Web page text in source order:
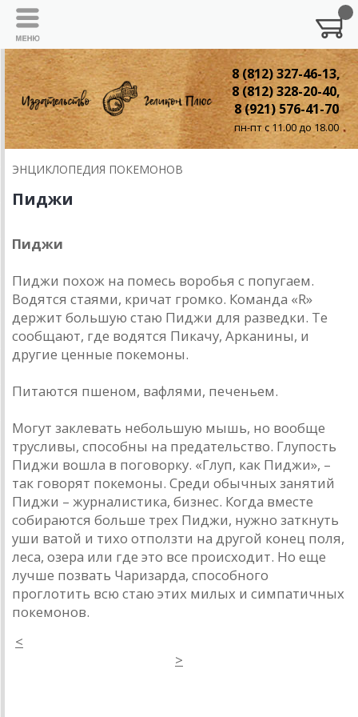
8 (812) 327-46-13,
8 (812) 328-20-40,
8 (921) 576-41-70
пн-пт с 11.00 до 18.00
ЭНЦИКЛОПЕДИЯ ПОКЕМОНОВ
Пиджи
Пиджи
Пиджи похож на помесь воробья с попугаем.
Водятся стаями, кричат громко. Команда «R»
держит большую стаю Пиджи для разведки. Те
сообщают, где водятся Пикачу, Арканины, и
другие ценные покемоны.
Питаются пшеном, вафлями, печеньем.
Могут заклевать небольшую мышь, но вообще
трусливы, способны на предательство. Глупость
Пиджи вошла в поговорку. «Глуп, как Пиджи», –
так говорят покемоны. Среди обычных занятий
Пиджи – журналистика, бизнес. Когда вместе
собираются больше трех Пиджи, нужно заткнуть
уши ватой и тихо отползти на другой конец поля,
леса, озера или где это все происходит. Но еще
лучше позвать Чаризарда, способного
проглотить всю стаю этих милых и симпатичных
покемонов.
<
>